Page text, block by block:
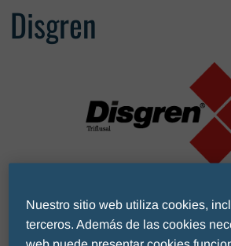
Disgren
Nuestro sitio web utiliza cookies,
terceros. Además de las cookies